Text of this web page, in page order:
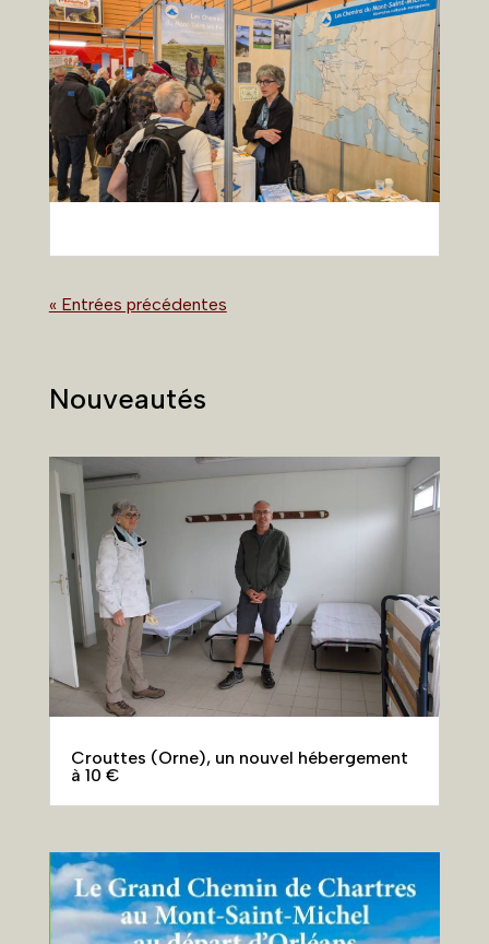
« Entrées précédentes
Nouveautés
Crouttes (Orne), un nouvel hébergement
à 10 €